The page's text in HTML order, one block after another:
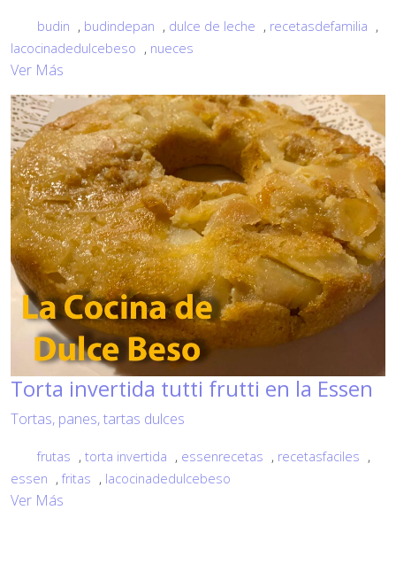
budin , budindepan , dulce de leche , recetasdefamilia ,
lacocinadedulcebeso , nueces
Ver Más
Torta invertida tutti frutti en la Essen
Tortas, panes, tartas dulces
frutas , torta invertida , essenrecetas , recetasfaciles ,
essen , fritas , lacocinadedulcebeso
Ver Más